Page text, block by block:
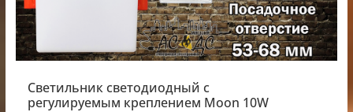
Светильник светодиодный с
регулируемым креплением Moon 10W